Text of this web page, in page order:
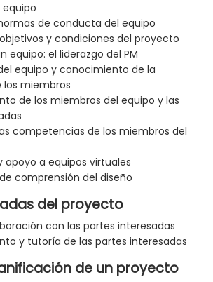
de conducta del equipo
y condiciones del proyecto
equipo: el liderazgo del PM
equipo y conocimiento de la
miembros
de los miembros del equipo y las
competencias de los miembros del
apoyo a equipos virtuales
comprensión del diseño
del proyecto
con las partes interesadas
y tutoría de las partes interesadas
de un proyecto